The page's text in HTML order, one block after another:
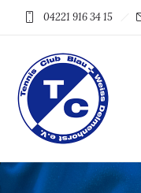
04221 916 34 15